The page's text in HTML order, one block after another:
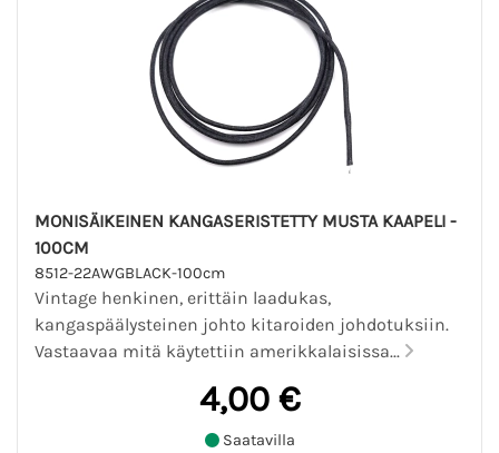
MONISÄIKEINEN KANGASERISTETTY MUSTA KAAPELI -
100CM
8512-22AWGBLACK-100cm
Vintage henkinen, erittäin laadukas,
kangaspäälysteinen johto kitaroiden johdotuksiin.
Vastaavaa mitä käytettiin amerikkalaisissa...
4,00 €
Saatavilla